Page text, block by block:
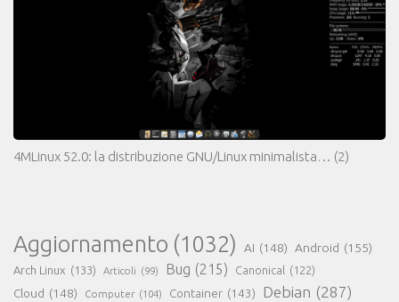
4MLinux 52.0: la distribuzione GNU/Linux minimalista… (2)
Aggiornamento (1032) AI (148) Android (155)
Arch Linux (133) Articoli (99) Bug (215) Canonical (122)
Cloud (148) Computer (104) Container (143) Debian (287)